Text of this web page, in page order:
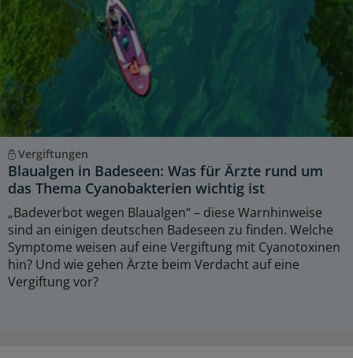
Vergiftungen
Blaualgen in Badeseen: Was für Ärzte rund um
das Thema Cyanobakterien wichtig ist
„Badeverbot wegen Blaualgen“ – diese Warnhinweise
sind an einigen deutschen Badeseen zu finden. Welche
Symptome weisen auf eine Vergiftung mit Cyanotoxinen
hin? Und wie gehen Ärzte beim Verdacht auf eine
Vergiftung vor?